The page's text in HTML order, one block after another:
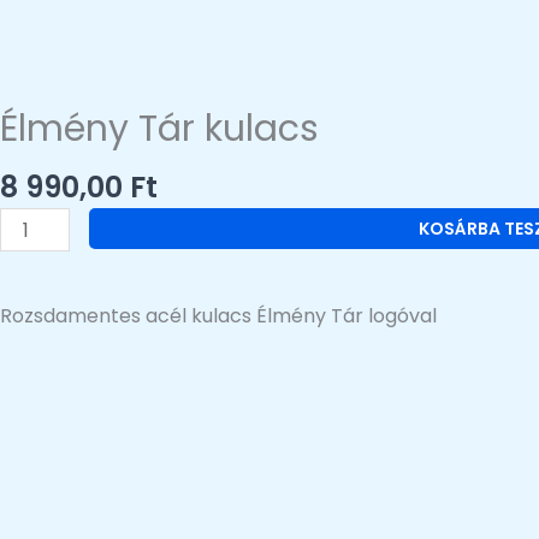
Élmény Tár kulacs
8 990,00 Ft
Élmény
Tár
mennyiség
KOSÁRBA
Rozsdamentes acél kulacs Élmény Tár logóval